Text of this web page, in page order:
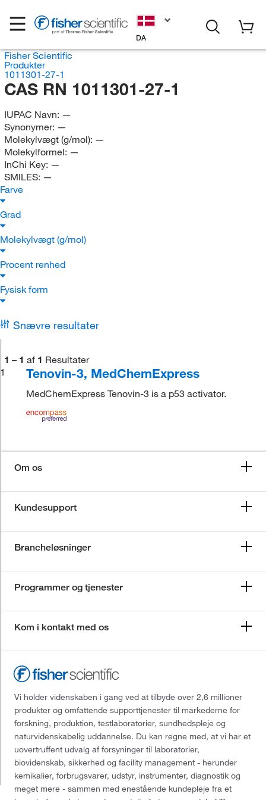
DA
Fisher Scientific
Produkter
1011301-27-1
CAS RN 1011301-27-1
IUPAC Navn: —
Synonymer: —
Molekylvægt (g/mol): —
Molekylformel: —
InChi Key: —
SMILES: —
Farve
Grad
Molekylvægt (g/mol)
Procent renhed
Fysisk form
Snævre resultater
1 – 1 af 1 Resultater
1
Tenovin-3, MedChemExpress
MedChemExpress Tenovin-3 is a p53 activator.
Om os
Kundesupport
Brancheløsninger
Programmer og tjenester
Kom i kontakt med os
Vi holder videnskaben i gang ved at tilbyde over 2,6 millioner
produkter og omfattende supporttjenester til markederne for
forskning, produktion, testlaboratorier, sundhedspleje og
naturvidenskabelig uddannelse. Du kan regne med, at vi har et
uovertruffent udvalg af forsyninger til laboratorier,
biovidenskab, sikkerhed og facility management - herunder
kemikalier, forbrugsvarer, udstyr, instrumenter, diagnostik og
meget mere - sammen med enestående kundepleje fra et